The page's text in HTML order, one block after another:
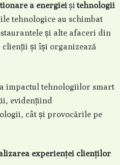
a energieiși tehnologii
tehnologice au schimbat
și alte afaceri din
clienții și își organizează
impactul tehnologiilor smart
evidențiind
cât și provocările pe
experienței clienților